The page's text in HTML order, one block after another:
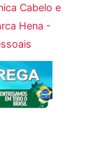
Cabelo e
Hena -